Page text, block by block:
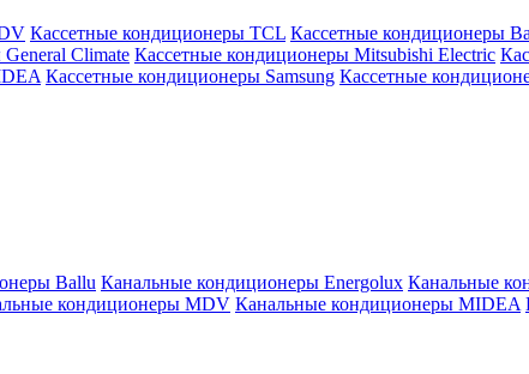
Кассетные кондиционеры TCL Кассетные кондиционеры
Climate Кассетные кондиционеры Mitsubishi Electric
Кассетные кондиционеры Samsung Кассетные
Ballu Канальные кондиционеры Energolux Канальные
кондиционеры MDV Канальные кондиционеры MIDEA